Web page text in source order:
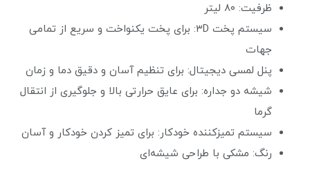
ظرفیت: ۸۰ لیتر
سیستم پخت ۳D: برای پخت یکنواخت و سریع از تمامی
جهات
پنل لمسی دیجیتال: برای تنظیم آسان و دقیق دما و زمان
شیشه دو جداره: برای عایق حرارتی بالا و جلوگیری از انتقال
گرما
سیستم تمیزکننده خودکار: برای تمیز کردن خودکار و آسان
رنگ: مشکی با طراحی شیشه‌ای